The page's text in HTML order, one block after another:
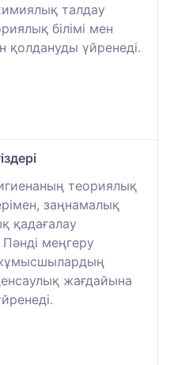
талдау
білімі мен
қолдануды үйренеді.
теориялық
заңнамалық
қадағалау
Пәнді меңгеру
жағдайына